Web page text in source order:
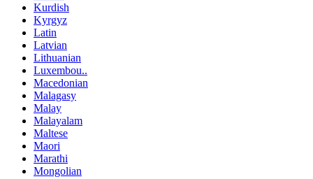
Kurdish
Kyrgyz
Latin
Latvian
Lithuanian
Luxembou..
Macedonian
Malagasy
Malay
Malayalam
Maltese
Maori
Marathi
Mongolian